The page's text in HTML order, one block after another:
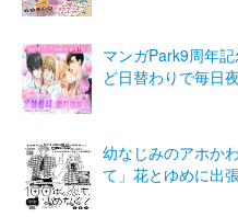
マンガPark9周年
ど日替わりで毎日
幼なじみのアホか
て」花とゆめに出